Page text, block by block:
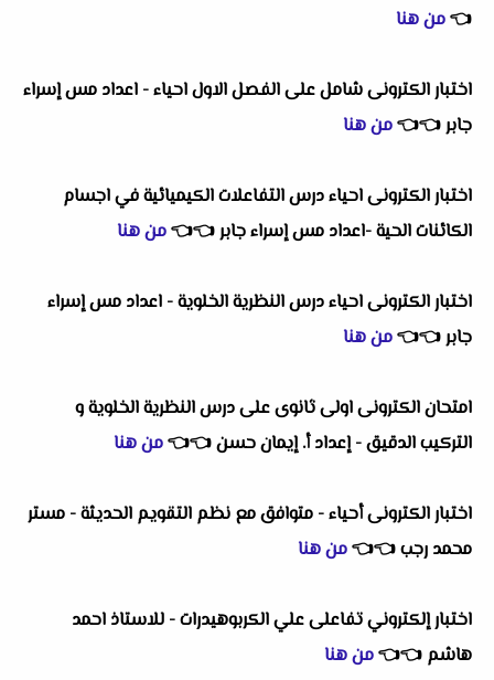
👈من هنا
اختبار الكترونى شامل على الفصل الاول احياء - اعداد مس إسراء
جابر👈
👈من هنا
اختبار الكترونى احياء درس التفاعلات الكيميائية في اجسام
الكائنات الحية -اعداد مس إسراء جابر👈
👈من هنا
اختبار الكترونى احياء درس النظرية الخلوية - اعداد مس إسراء
جابر👈
👈من هنا
امتحان الكترونى اولى ثانوى على درس النظرية الخلوية و
التركيب الدقيق - إعداد أ. إيمان حسن👈
👈من هنا
اختبار الكترونى أحياء - متوافق مع نظم التقويم الحديثة - مستر
محمد رجب👈
👈من هنا
اختبار إلكتروني تفاعلى علي الكربوهيدرات - للاستاذ احمد
هاشم 👈
👈من هنا